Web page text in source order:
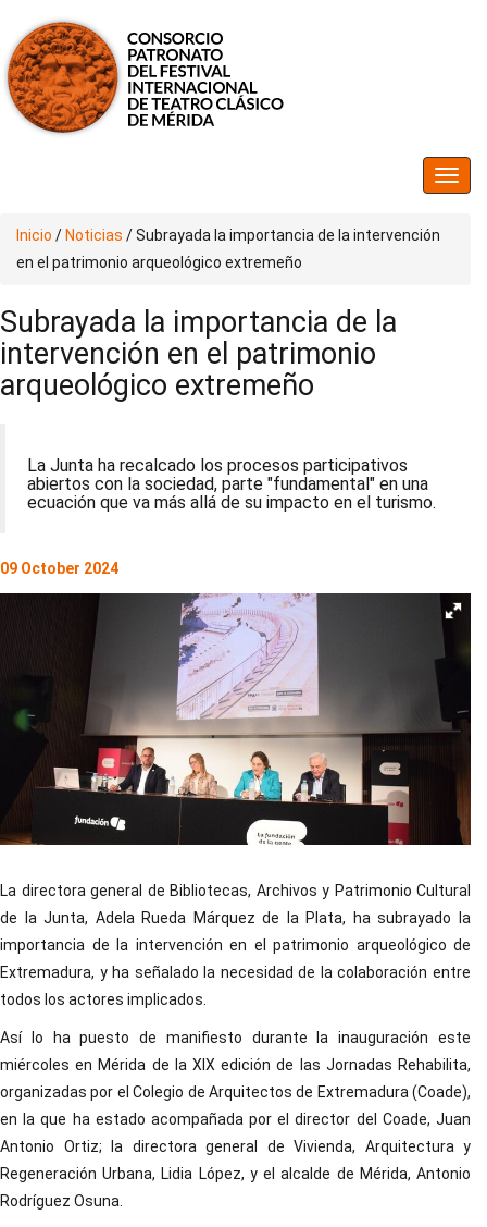
Inicio / Noticias /Subrayada la importancia de la intervención
en el patrimonio arqueológico extremeño
Subrayada la importancia de la
intervención en el patrimonio
arqueológico extremeño
La Junta ha recalcado los procesos participativos
abiertos con la sociedad, parte "fundamental" en una
ecuación que va más allá de su impacto en el turismo.
09 October 2024
La directora general de Bibliotecas, Archivos y Patrimonio Cultural
de la Junta, Adela Rueda Márquez de la Plata, ha subrayado la
importancia de la intervención en el patrimonio arqueológico de
Extremadura, y ha señalado la necesidad de la colaboración entre
todos los actores implicados.
Así lo ha puesto de manifiesto durante la inauguración este
miércoles en Mérida de la XIX edición de las Jornadas Rehabilita,
organizadas por el Colegio de Arquitectos de Extremadura (Coade),
en la que ha estado acompañada por el director del Coade, Juan
Antonio Ortiz; la directora general de Vivienda, Arquitectura y
Regeneración Urbana, Lidia López, y el alcalde de Mérida, Antonio
Rodríguez Osuna.